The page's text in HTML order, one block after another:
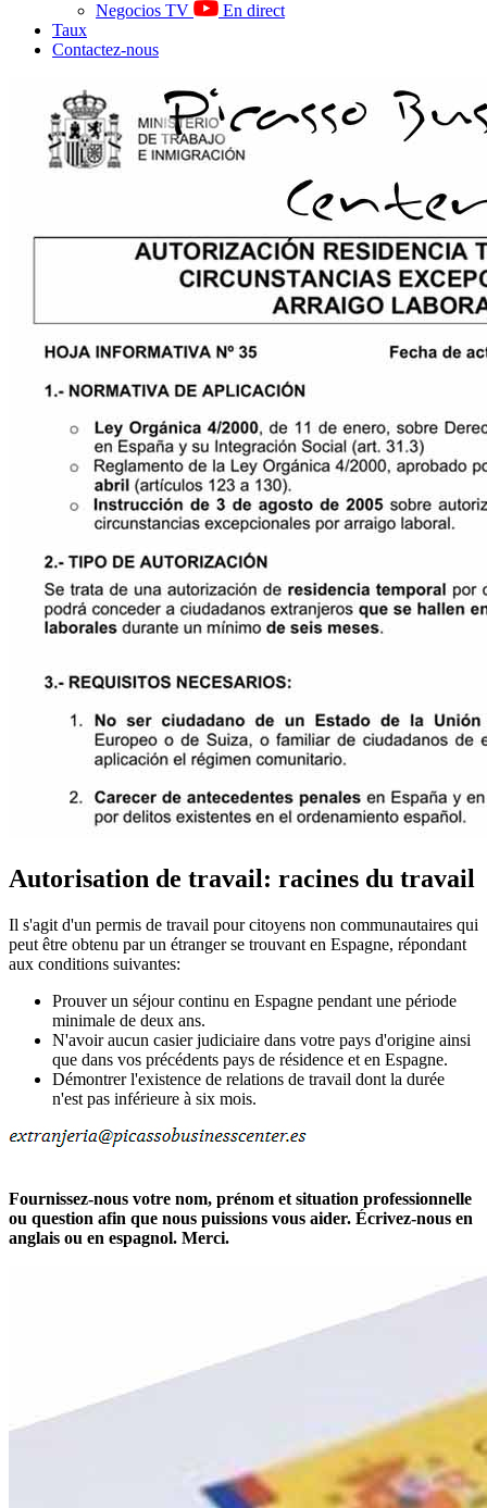
Negocios TV
En direct
Taux
Contactez-nous
Autorisation de travail: racines du travail
Il s'agit d'un permis de travail pour citoyens non communautaires qui
peut être obtenu par un étranger se trouvant en Espagne, répondant
aux conditions suivantes:
Prouver un séjour continu en Espagne pendant une période
minimale de deux ans.
N'avoir aucun casier judiciaire dans votre pays d'origine ainsi
que dans vos précédents pays de résidence et en Espagne.
Démontrer l'existence de relations de travail dont la durée
n'est pas inférieure à six mois.
Fournissez-nous votre nom, prénom et situation professionnelle
ou question afin que nous puissions vous aider. Écrivez-nous en
anglais ou en espagnol. Merci.